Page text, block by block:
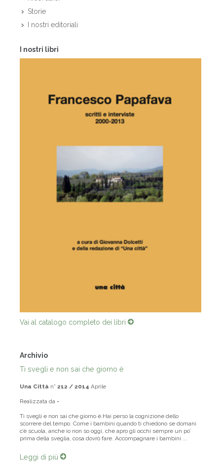
Storie
I nostri editoriali
I nostri libri
Vai al catalogo completo dei libri
Archivio
Ti svegli e non sai che giorno è
Una Città n° 212 / 2014 Aprile
Realizzata da -
Ti svegli e non sai che giorno è.Hai perso la cognizione dello
scorrere del tempo. Come i bambini quando ti chiedono se domani
c’è scuola, anche io non so oggi, che apro gli occhi sempre un po’
prima della sveglia, cosa dovrò fare. Accompagnare i bambini ...
Leggi di più